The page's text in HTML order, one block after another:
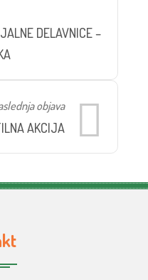
DELAVNICE –
objava
AKCIJA